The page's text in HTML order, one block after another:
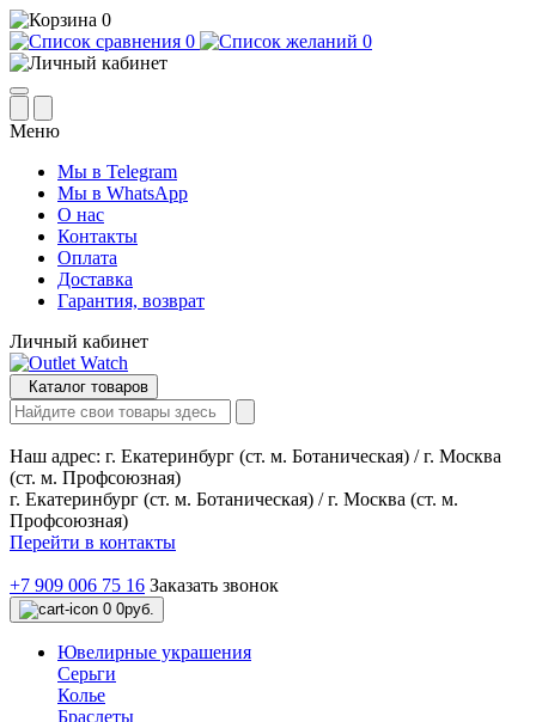
0
0
0
Меню
Мы в Telegram
Мы в WhatsApp
О нас
Контакты
Оплата
Доставка
Гарантия, возврат
Личный кабинет
Каталог товаров
Наш адрес: г. Екатеринбург (ст. м. Ботаническая) / г. Москва
(ст. м. Профсоюзная)
г. Екатеринбург (ст. м. Ботаническая) / г. Москва (ст. м.
Профсоюзная)
Перейти в контакты
+7 909 006 75 16 Заказать звонок
0 0руб.
Ювелирные украшения
Серьги
Колье
Браслеты